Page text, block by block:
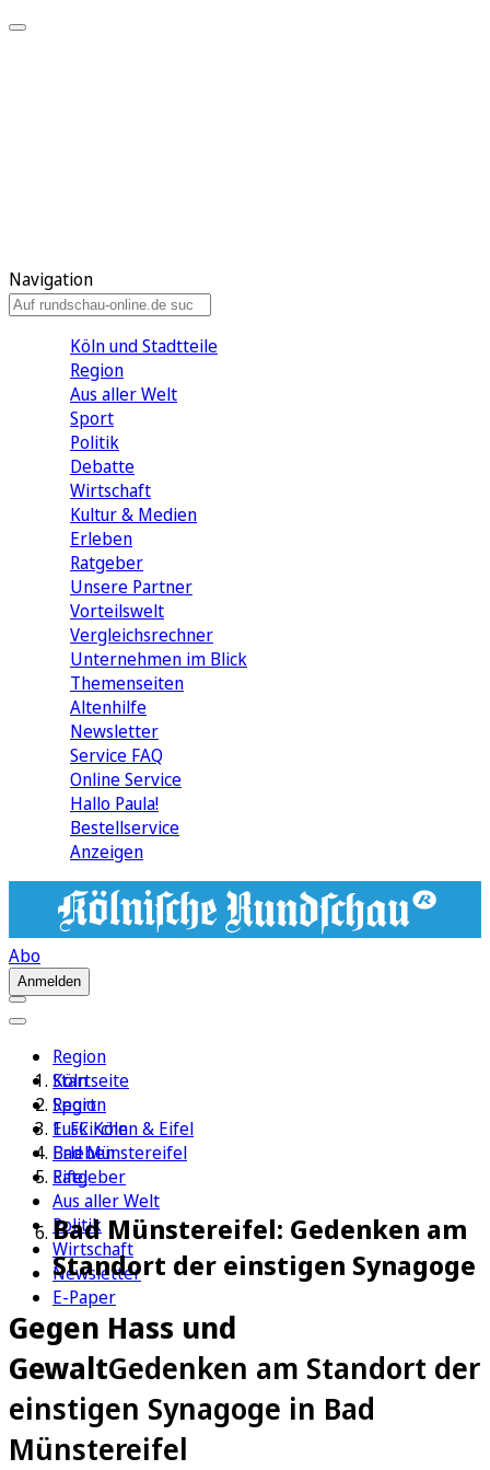
Navigation
Köln und Stadtteile
Region
Aus aller Welt
Sport
Politik
Debatte
Wirtschaft
Kultur & Medien
Erleben
Ratgeber
Unsere Partner
Vorteilswelt
Vergleichsrechner
Unternehmen im Blick
Themenseiten
Altenhilfe
Newsletter
Service FAQ
Online Service
Hallo Paula!
Bestellservice
Anzeigen
Abo
Anmelden
Region
Köln
Sport
1. FC Köln
Erleben
Ratgeber
Aus aller Welt
Politik
Wirtschaft
Newsletter
E-Paper
Startseite
Region
Euskirchen & Eifel
Bad Münstereifel
Eifel
Bad Münstereifel: Gedenken am
Standort der einstigen Synagoge
Gegen Hass und
GewaltGedenken am Standort der
einstigen Synagoge in Bad
Münstereifel